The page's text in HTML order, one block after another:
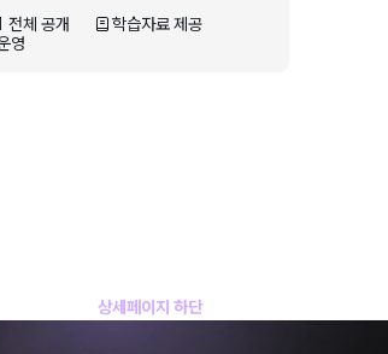
체 공개
학습자료 제공
영
상세페이지 하단에서 확인하실 수 있습니다.